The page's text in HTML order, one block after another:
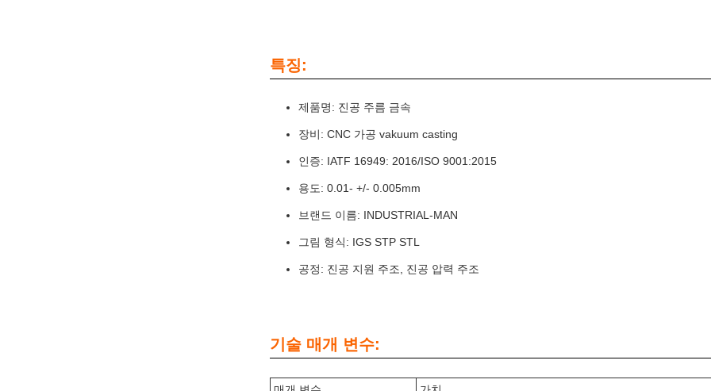
특징:
제품명: 진공 주름 금속
장비: CNC 가공 vakuum casting
인증: IATF 16949: 2016/ISO 9001:2015
용도: 0.01- +/- 0.005mm
브랜드 이름: INDUSTRIAL-MAN
그림 형식: IGS STP STL
공정: 진공 지원 주조, 진공 압력 주조
기술 매개 변수: